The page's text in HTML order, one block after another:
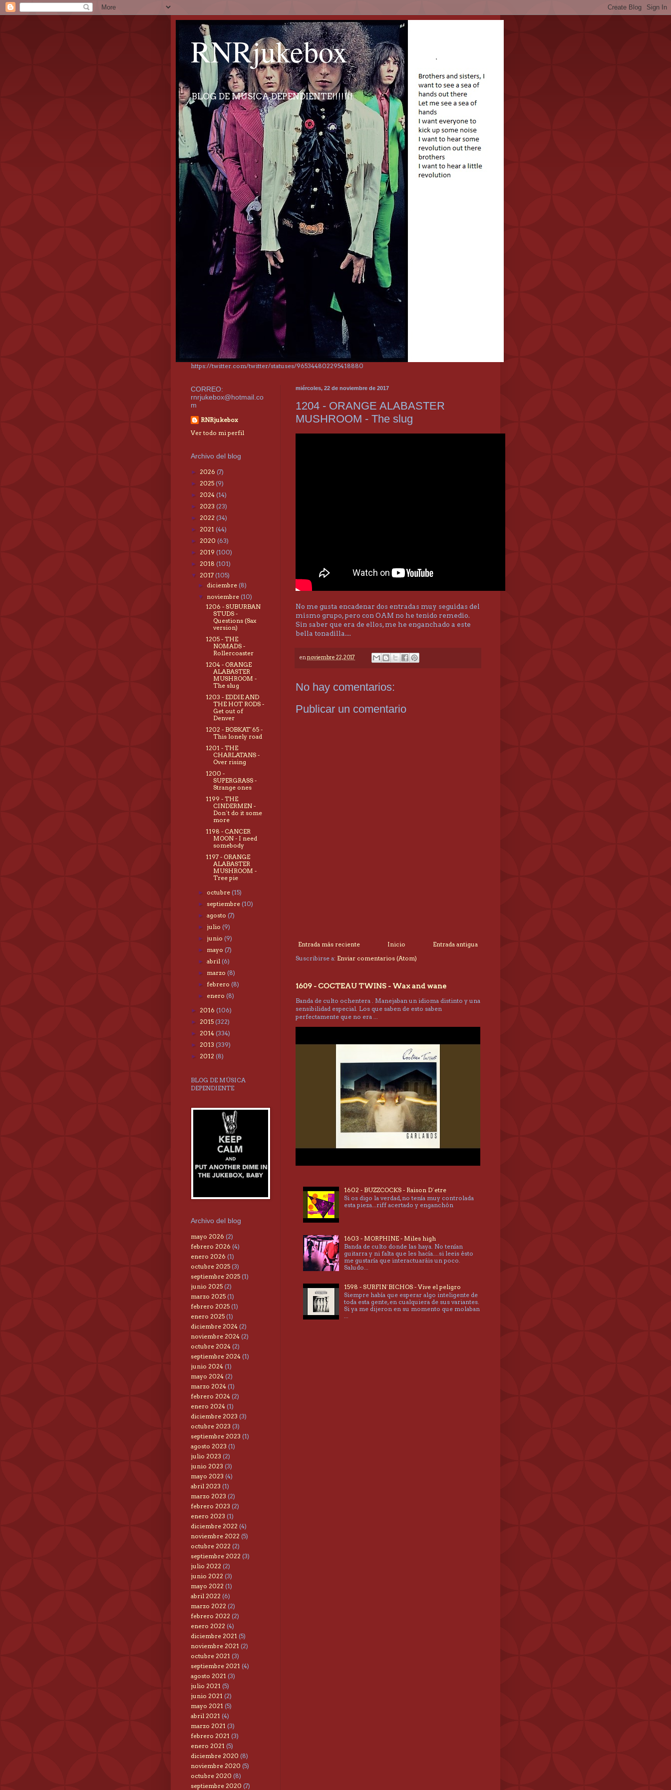
RNRjukebox
BLOG DE MÚSICA DEPENDIENTE!!!!!!!
https://twitter.com/twitter/statuses/965344802295418880
miércoles, 22 de noviembre de 2017
1204 - ORANGE ALABASTER
MUSHROOM - The slug
No me gusta encadenar dos entradas muy seguidas del
mismo grupo, pero con OAM no he tenido remedio.
Sin saber que era de ellos, me he enganchado a este
bella tonadilla....
ennoviembre 22, 2017
No hay comentarios:
Publicar un comentario
Entrada más reciente Entrada antigua
Inicio
Suscribirse a: Enviar comentarios (Atom)
1609 - COCTEAU TWINS - Wax and wane
Banda de culto ochentera . Manejaban un idioma distinto y una
sensibilidad especial. Los que saben de esto saben
perfectamente que no era ...
1602 - BUZZCOCKS - Raison D´etre
Si os digo la verdad, no tenía muy controlada
esta pieza...riff acertado y enganchón
1603 - MORPHINE - Miles high
Banda de culto donde las haya. No tenían
guitarra y ni falta que les hacía....si leeis ésto
me gustaría que interactuaráis un poco.
Saludo...
1598 - SURFIN´BICHOS - Vive el peligro
Siempre había que esperar algo inteligente de
toda esta gente, en cualquiera de sus variantes.
Si ya me dijeron en su momento que molaban
CORREO:
rnrjukebox@hotmail.co
m
RNRjukebox
Ver todo mi perfil
Archivo del blog
► 2026 (7)
► 2025 (9)
► 2024 (14)
► 2023 (23)
► 2022 (34)
► 2021 (44)
► 2020 (63)
► 2019 (100)
► 2018 (101)
▼ 2017 (105)
► diciembre(8)
▼ noviembre(10)
1206 - SUBURBAN
STUDS -
Questions (Sax
version)
1205 - THE
NOMADS -
Rollercoaster
1204 - ORANGE
ALABASTER
MUSHROOM -
The slug
1203 - EDDIE AND
THE HOT RODS -
Get out of
Denver
1202 - BOBKAT´65 -
This lonely road
1201 - THE
CHARLATANS -
Over rising
1200 -
SUPERGRASS -
Strange ones
1199 - THE
CINDERMEN -
Don´t do it some
more
1198 - CANCER
MOON - I need
somebody
1197 - ORANGE
ALABASTER
MUSHROOM -
Tree pie
► octubre(15)
►septiembre(10)
►agosto(7)
► julio(9)
► junio(9)
► mayo(7)
►abril(6)
► marzo(8)
►febrero(8)
► enero(8)
► 2016 (106)
► 2015 (322)
► 2014 (334)
► 2013 (339)
► 2012 (8)
BLOG DE MÚSICA
DEPENDIENTE
Archivo del blog
mayo 2026 (2)
febrero 2026 (4)
enero 2026 (1)
octubre 2025 (3)
septiembre 2025 (1)
junio 2025 (2)
marzo 2025 (1)
febrero 2025 (1)
enero 2025 (1)
diciembre 2024 (2)
noviembre 2024 (2)
octubre 2024 (2)
septiembre 2024 (1)
junio 2024 (1)
mayo 2024 (2)
marzo 2024 (1)
febrero 2024 (2)
enero 2024 (1)
diciembre 2023 (3)
octubre 2023 (3)
septiembre 2023 (1)
agosto 2023 (1)
julio 2023 (2)
junio 2023 (3)
mayo 2023 (4)
abril 2023 (1)
marzo 2023 (2)
febrero 2023 (2)
enero 2023 (1)
diciembre 2022 (4)
noviembre 2022 (5)
octubre 2022 (2)
septiembre 2022 (3)
julio 2022 (2)
junio 2022 (3)
mayo 2022 (1)
abril 2022 (6)
marzo 2022 (2)
febrero 2022 (2)
enero 2022 (4)
diciembre 2021 (5)
noviembre 2021 (2)
octubre 2021 (3)
septiembre 2021 (4)
agosto 2021 (3)
julio 2021 (5)
junio 2021 (2)
mayo 2021 (5)
abril 2021 (4)
marzo 2021 (3)
febrero 2021 (3)
enero 2021 (5)
diciembre 2020 (8)
noviembre 2020 (5)
octubre 2020 (8)
septiembre 2020 (7)